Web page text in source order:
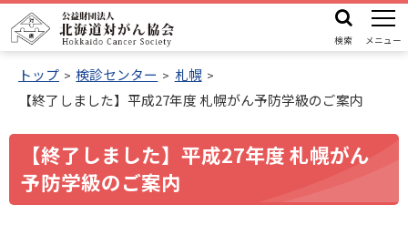
文
能
益
財
団
人
北
海
メ
ュ
検索 メニュー
トップ 検診センター
札幌
【終了しました】平成27年度 札幌がん予防学級のご案内
【終了しました】平成27年度 札幌がん
予防学級のご案内